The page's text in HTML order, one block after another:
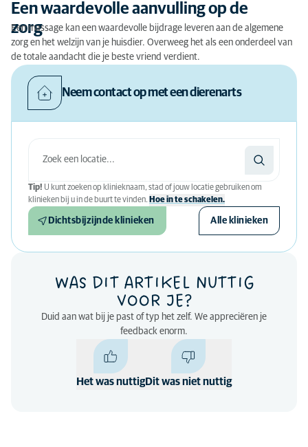
Een waardevolle aanvulling op de
zorg
Een massage kan een waardevolle bijdrage leveren aan de algemene
zorg en het welzijn van je huisdier. Overweeg het als een onderdeel van
de totale aandacht die je beste vriend verdient.
Neem contact op met een dierenarts
Tip! U kunt zoeken op klinieknaam, stad of jouw locatie gebruiken om
klinieken bij u in de buurt te vinden. Hoe in te schakelen.
Dichtsbijzijnde klinieken Alle klinieken
WAS DIT ARTIKEL NUTTIG
VOOR JE?
Duid aan wat bij je past of typ het zelf. We appreciëren je
feedback enorm.
Het was nuttigDit was niet nuttig